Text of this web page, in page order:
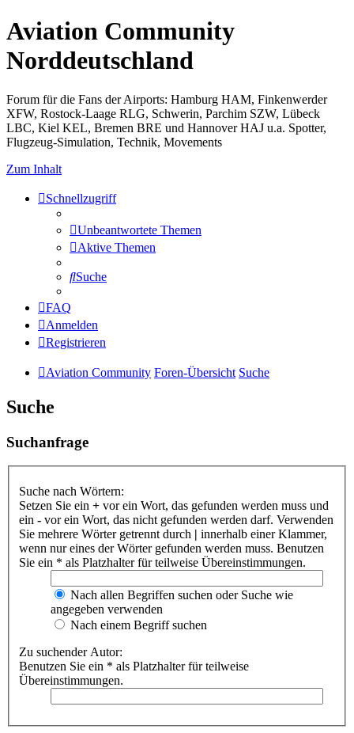
Aviation Community
Norddeutschland
Forum für die Fans der Airports: Hamburg HAM, Finkenwerder
XFW, Rostock-Laage RLG, Schwerin, Parchim SZW, Lübeck
LBC, Kiel KEL, Bremen BRE und Hannover HAJ u.a. Spotter,
Flugzeug-Simulation, Technik, Movements
Zum Inhalt
Schnellzugriff
Unbeantwortete Themen
Aktive Themen
Suche
FAQ
Anmelden
Registrieren
Aviation Community Foren-Übersicht Suche
Suche
Suchanfrage
Suche nach Wörtern:
Setzen Sie ein + vor ein Wort, das gefunden werden muss und
ein - vor ein Wort, das nicht gefunden werden darf. Verwenden
Sie mehrere Wörter getrennt durch | innerhalb einer Klammer,
wenn nur eines der Wörter gefunden werden muss. Benutzen
Sie ein * als Platzhalter für teilweise Übereinstimmungen.
Nach allen Begriffen suchen oder Suche wie
angegeben verwenden
Nach einem Begriff suchen
Zu suchender Autor:
Benutzen Sie ein * als Platzhalter für teilweise
Übereinstimmungen.